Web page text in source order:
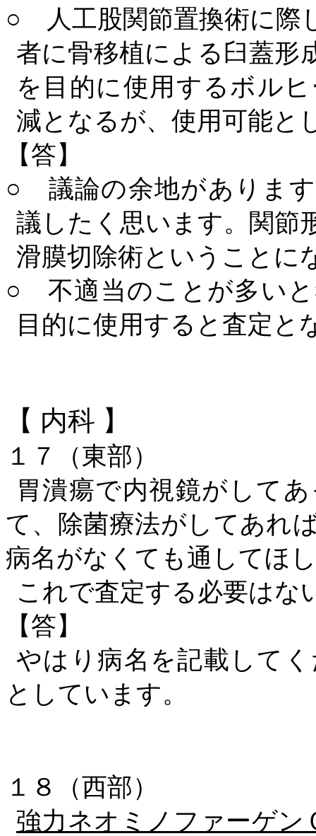
○ 人工股関節置換術に際
者に骨移植による臼蓋形
を目的に使用するボル
減となるが、使用可能と
【答】
○ 議論の余地があります
議したく思います。関節
滑膜切除術ということに
○ 不適当のことが多いと
目的に使用すると査定と
【 内科 】
１７（東部）
胃潰瘍で内視鏡がして
て、除菌療法がしてあれ
病名がなくても通してほ
これで査定する必要はな
【答】
やはり病名を記載して
としています。
１８（西部）
強力ネオミノファーゲン